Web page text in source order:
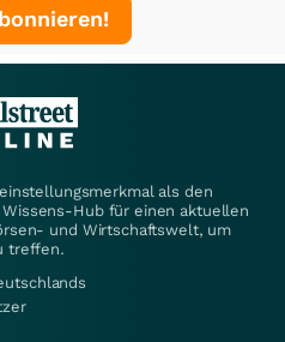
als den
Hub für einen aktuellen
und Wirtschaftswelt, um
treffen.